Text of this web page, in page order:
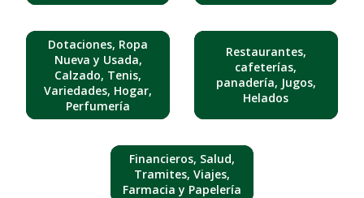
Dotaciones, Ropa
Nueva y Usada,
Calzado, Tenis,
Variedades, Hogar,
Perfumería
Restaurantes,
cafeterías,
panadería, Jugos,
Helados
Financieros, Salud,
Tramites, Viajes,
Farmacia y Papelería